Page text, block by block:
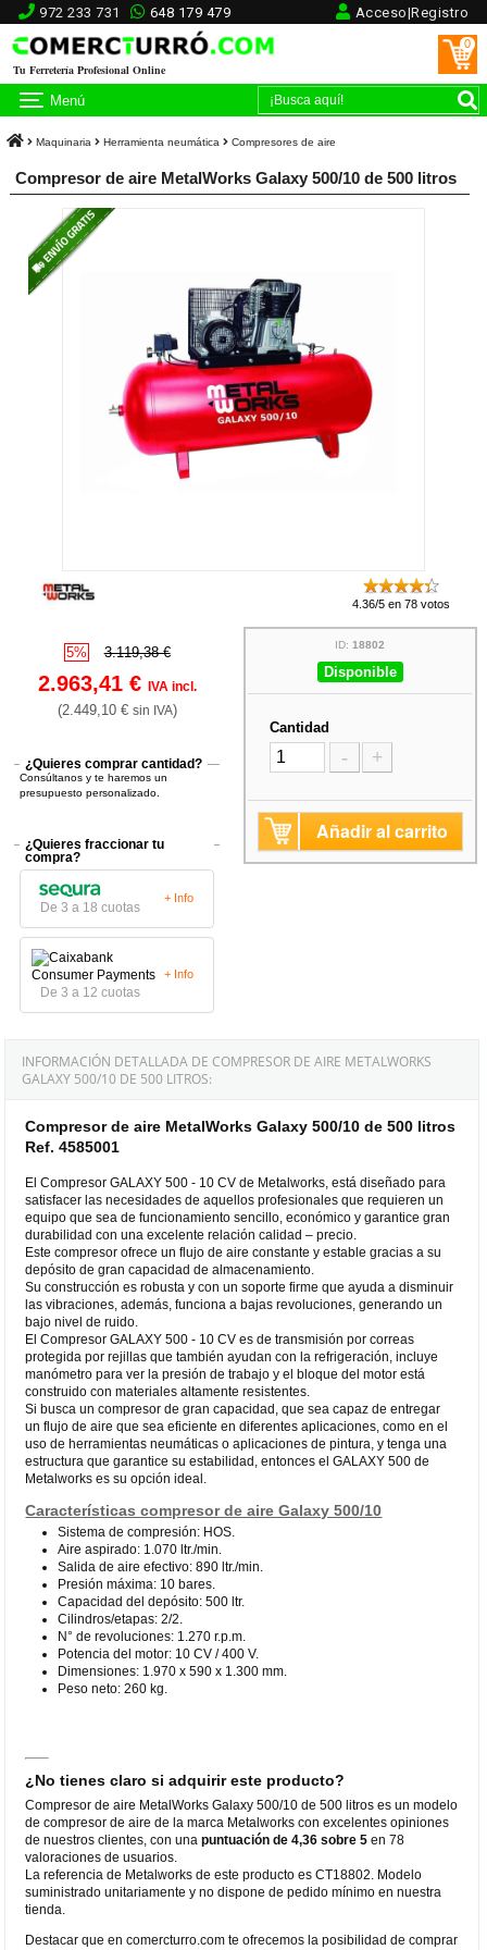
972 233 731 648 179 479 Acceso|Registro
Tu Ferretería Profesional Online
0
Menú
Maquinaria Herramienta neumática Compresores de aire
Compresor de aire MetalWorks Galaxy 500/10 de 500 litros
4.36/5 en 78 votos
5% 3.119,38 €
2.963,41 € IVA incl.
(2.449,10 € sin IVA)
¿Quieres comprar cantidad?
Consúltanos y te haremos un
presupuesto personalizado.
¿Quieres fraccionar tu
compra?
De 3 a 18 cuotas
+ Info
De 3 a 12 cuotas
+ Info
ID:18802
Disponible
Cantidad
- +
Añadir al carrito
INFORMACIÓN DETALLADA DE COMPRESOR DE AIRE METALWORKS
GALAXY 500/10 DE 500 LITROS:
Compresor de aire MetalWorks Galaxy 500/10 de 500 litros
Ref. 4585001
El Compresor GALAXY 500 - 10 CV de Metalworks, está diseñado para
satisfacer las necesidades de aquellos profesionales que requieren un
equipo que sea de funcionamiento sencillo, económico y garantice gran
durabilidad con una excelente relación calidad – precio.
Este compresor ofrece un flujo de aire constante y estable gracias a su
depósito de gran capacidad de almacenamiento.
Su construcción es robusta y con un soporte firme que ayuda a disminuir
las vibraciones, además, funciona a bajas revoluciones, generando un
bajo nivel de ruido.
El Compresor GALAXY 500 - 10 CV es de transmisión por correas
protegida por rejillas que también ayudan con la refrigeración, incluye
manómetro para ver la presión de trabajo y el bloque del motor está
construido con materiales altamente resistentes.
Si busca un compresor de gran capacidad, que sea capaz de entregar
un flujo de aire que sea eficiente en diferentes aplicaciones, como en el
uso de herramientas neumáticas o aplicaciones de pintura, y tenga una
estructura que garantice su estabilidad, entonces el GALAXY 500 de
Metalworks es su opción ideal.
Características compresor de aire Galaxy 500/10
Sistema de compresión: HOS.
Aire aspirado: 1.070 ltr./min.
Salida de aire efectivo: 890 ltr./min.
Presión máxima: 10 bares.
Capacidad del depósito: 500 ltr.
Cilindros/etapas: 2/2.
N° de revoluciones: 1.270 r.p.m.
Potencia del motor: 10 CV / 400 V.
Dimensiones: 1.970 x 590 x 1.300 mm.
Peso neto: 260 kg.
¿No tienes claro si adquirir este producto?
Compresor de aire MetalWorks Galaxy 500/10 de 500 litros es un modelo
de compresor de aire de la marca Metalworks con excelentes opiniones
de nuestros clientes, con unapuntuación de 4,36 sobre 5 en 78
valoraciones de usuarios.
La referencia de Metalworks de este producto es CT18802. Modelo
suministrado unitariamente y no dispone de pedido mínimo en nuestra
tienda.
Destacar que en comercturro.com te ofrecemos la posibilidad de comprar